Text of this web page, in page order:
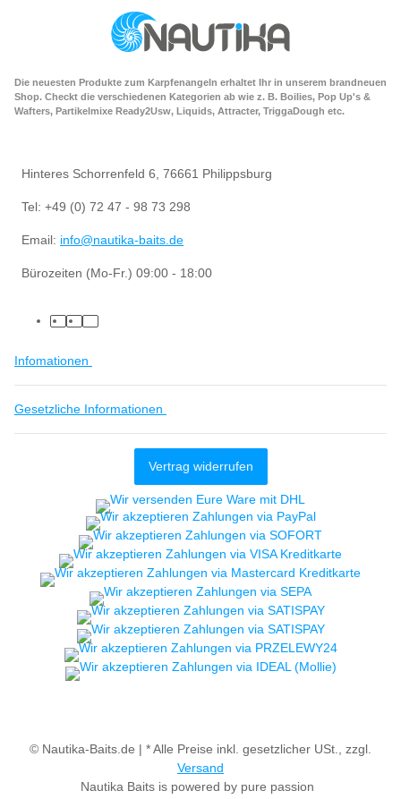
Die neuesten Produkte zum Karpfenangeln erhaltet Ihr in unserem brandneuen
Shop. Checkt die verschiedenen Kategorien ab wie z. B. Boilies, Pop Up's &
Wafters, Partikelmixe Ready2Usw, Liquids, Attracter, TriggaDough etc.
Hinteres Schorrenfeld 6, 76661 Philippsburg
Tel: +49 (0) 72 47 - 98 73 298
Email: info@nautika-baits.de
Bürozeiten (Mo-Fr.) 09:00 - 18:00
Infomationen
Gesetzliche Informationen
Vertrag widerrufen
© Nautika-Baits.de | * Alle Preise inkl. gesetzlicher USt., zzgl.
Versand
Nautika Baits is powered by pure passion